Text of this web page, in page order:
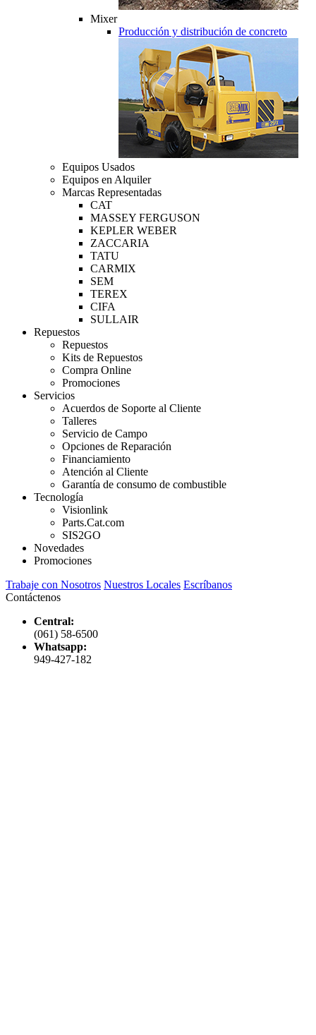
Mixer
Producción y distribución de concreto
Equipos Usados
Equipos en Alquiler
Marcas Representadas
CAT
MASSEY FERGUSON
KEPLER WEBER
ZACCARIA
TATU
CARMIX
SEM
TEREX
CIFA
SULLAIR
Repuestos
Repuestos
Kits de Repuestos
Compra Online
Promociones
Servicios
Acuerdos de Soporte al Cliente
Talleres
Servicio de Campo
Opciones de Reparación
Financiamiento
Atención al Cliente
Garantía de consumo de combustible
Tecnología
Visionlink
Parts.Cat.com
SIS2GO
Novedades
Promociones
Trabaje con Nosotros Nuestros Locales Escríbanos
Contáctenos
Central:
(061) 58-6500
Whatsapp:
949-427-182